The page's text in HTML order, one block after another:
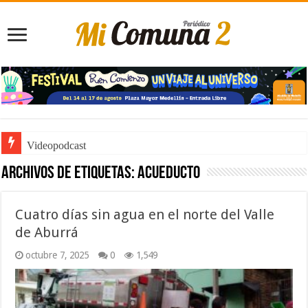
Videopodcast
Archivos de etiquetas:acueducto
Cuatro días sin agua en el norte del Valle
de Aburrá
octubre 7, 2025 0 1,549